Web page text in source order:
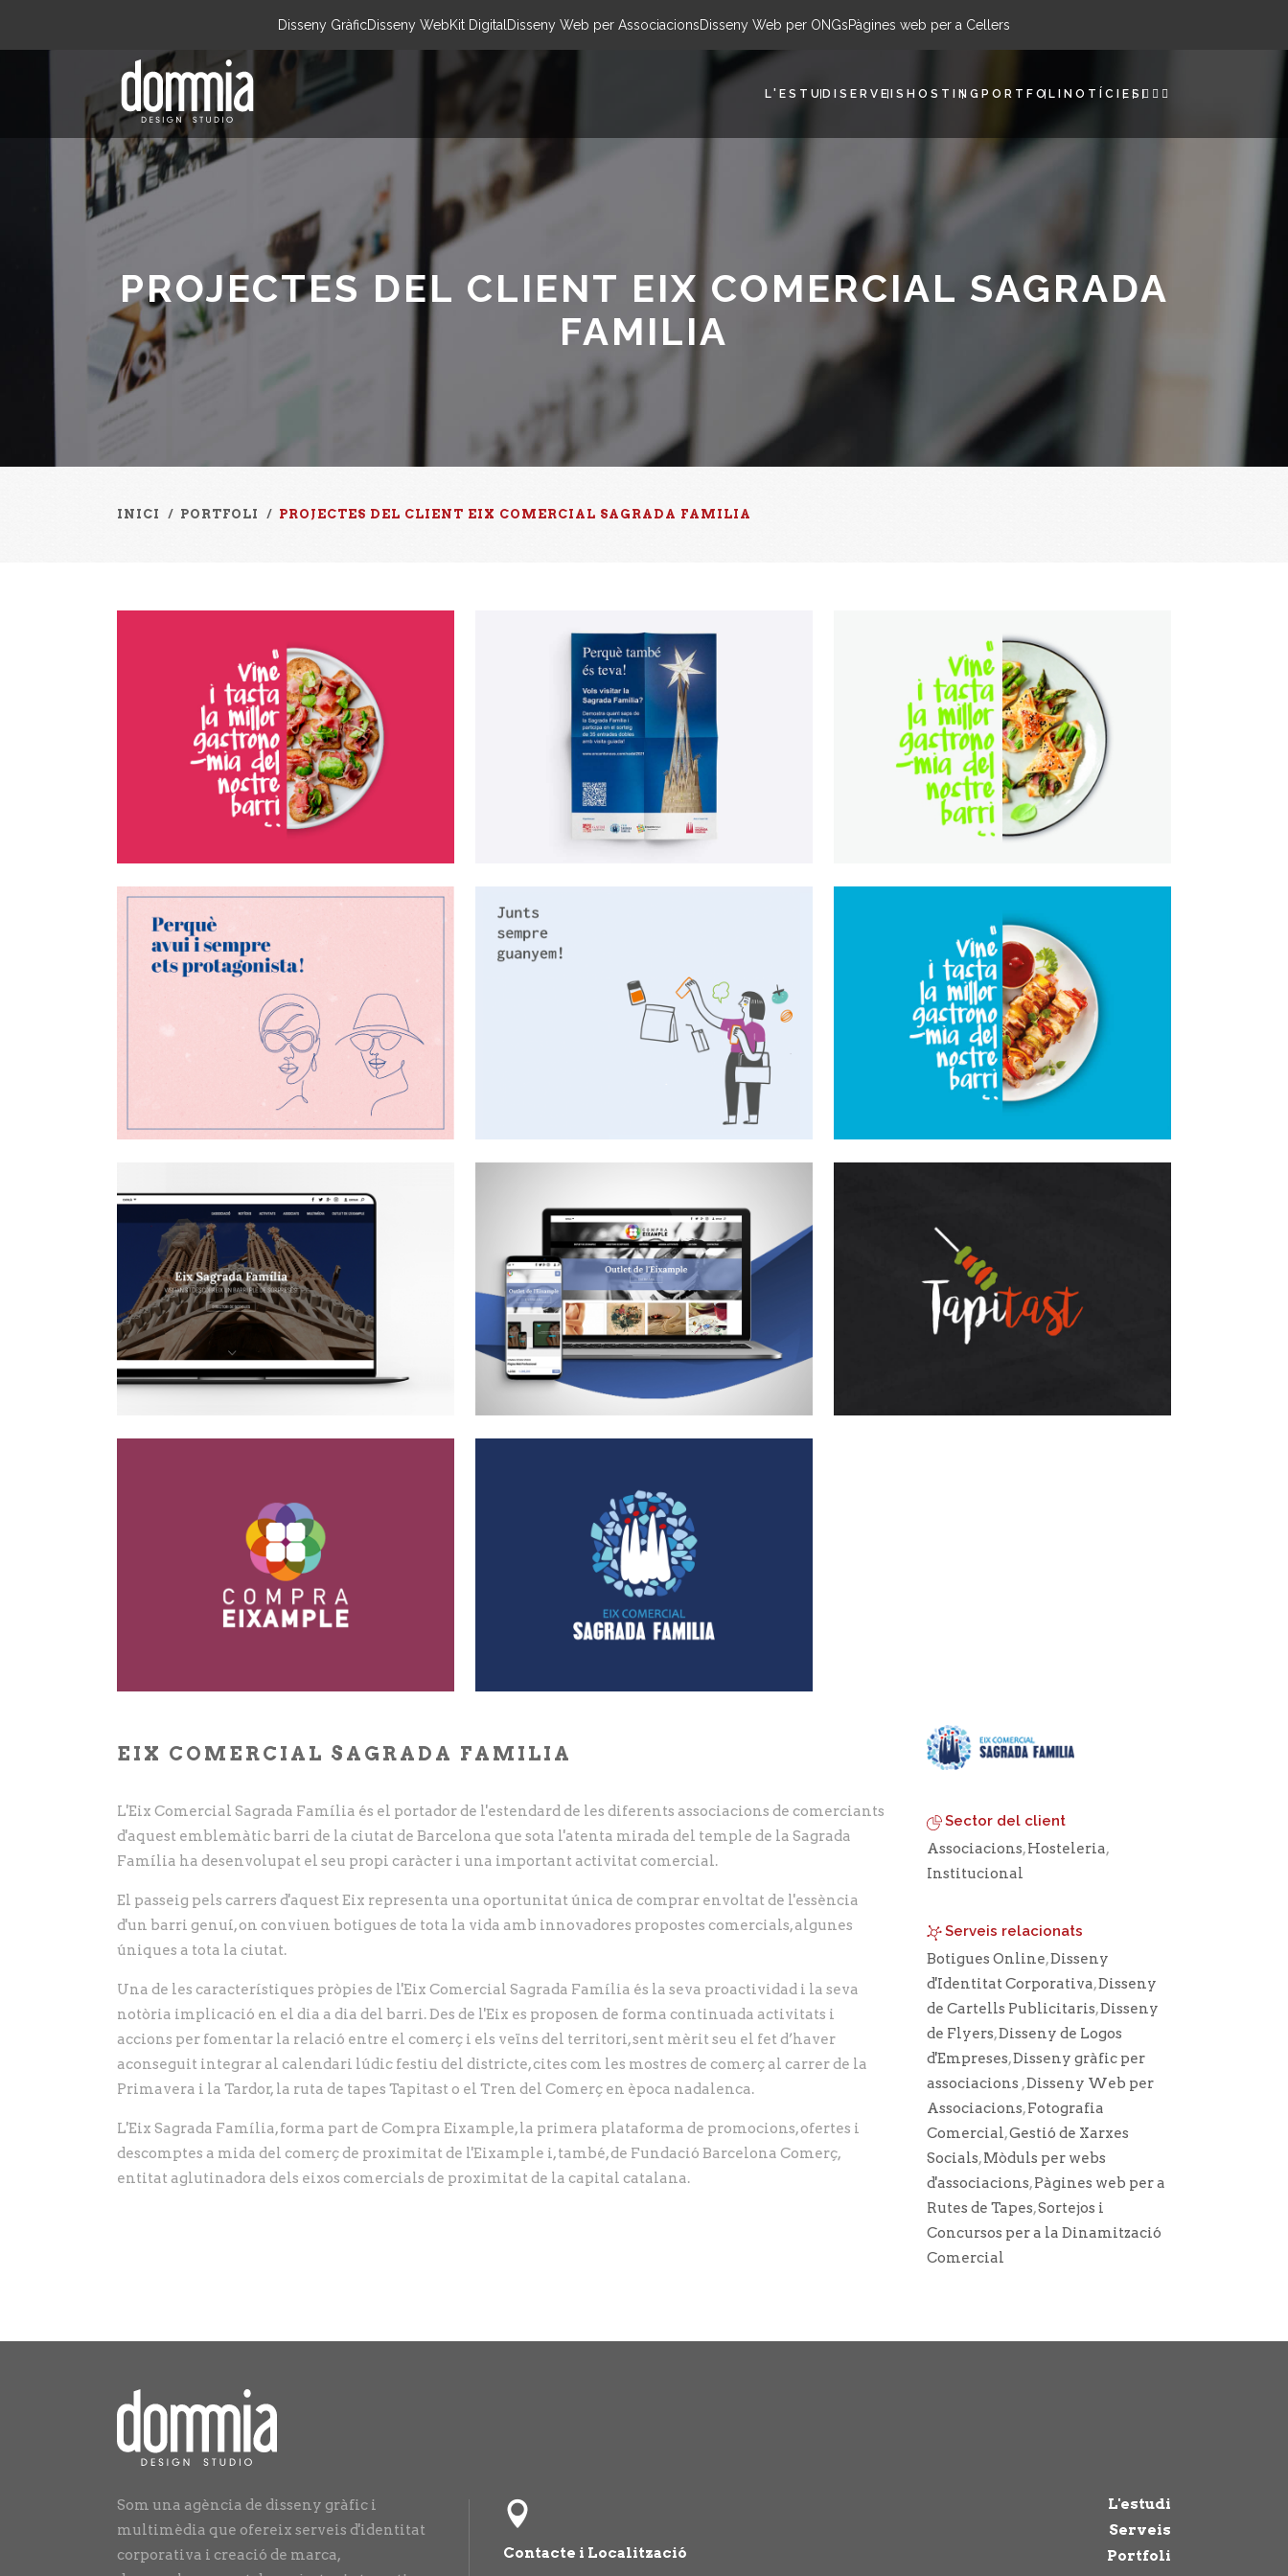
Disseny GràficDisseny WebKit Digital Disseny Web per AssociacionsDisseny Web per ONGsPàgines web per a Cellers
L'ESTUDI SERVEIS HOSTING PORTFOLI NOTÍCIES
PROJECTES DEL CLIENT EIX COMERCIAL SAGRADA
FAMILIA
INICI / PORTFOLI / PROJECTES DEL CLIENT EIX COMERCIAL SAGRADA FAMILIA
Tapitast 2022
Disseny Gràfic, Publicitat Exterior
Perquè també és teva!
Disseny Gràfic, Publicitat Exterior
Tapitast 2021
Disseny Gràfic
Dia de la Mare - Eix
Comercial Sagrada Família
Disseny Gràfic, Publicitat Exterior,
Xarxes Socials i Marketing
Campanya Junts sempre
guanyem!
Disseny Gràfic, Publicitat Exterior
Tapitast 2020
Disseny Gràfic
Eix Sagrada Família
Website
Disseny Web
L'Outlet de Compra
Eixample
Disseny Web, E-commerce
Ruta de Tapes Tapitast
Disseny Gràfic, Disseny Web, Identitat
Corporativa
Imatge Corporativa i Portal
Compra Eixample
Disseny Gràfic, Disseny Web, Xarxes
Socials i Marketing
Pàgina Web Eix Comercial
Sagrada Família
Disseny Gràfic, Disseny Web, Identitat
Corporativa
EIX COMERCIAL SAGRADA FAMILIA
L'Eix Comercial Sagrada Família és el portador de l'estendard de les diferents associacions de comerciants
d'aquest emblemàtic barri de la ciutat de Barcelona que sota l'atenta mirada del temple de la Sagrada
Família ha desenvolupat el seu propi caràcter i una important activitat comercial.
El passeig pels carrers d'aquest Eix representa una oportunitat única de comprar envoltat de l'essència
d'un barri genuí, on conviuen botigues de tota la vida amb innovadores propostes comercials, algunes
úniques a tota la ciutat.
Una de les característiques pròpies de l'Eix Comercial Sagrada Família és la seva proactividad i la seva
notòria implicació en el dia a dia del barri. Des de l'Eix es proposen de forma continuada activitats i
accions per fomentar la relació entre el comerç i els veïns del territori, sent mèrit seu el fet d’haver
aconseguit integrar al calendari lúdic festiu del districte, cites com les mostres de comerç al carrer de la
Primavera i la Tardor, la ruta de tapes Tapitast o el Tren del Comerç en època nadalenca.
L'Eix Sagrada Família, forma part de Compra Eixample, la primera plataforma de promocions, ofertes i
descomptes a mida del comerç de proximitat de l'Eixample i, també, de Fundació Barcelona Comerç,
entitat aglutinadora dels eixos comercials de proximitat de la capital catalana.
Sector del client
Associacions,Hosteleria,
Institucional
Serveis relacionats
Botigues Online,Disseny
d'Identitat Corporativa,Disseny
de Cartells Publicitaris,Disseny
de Flyers,Disseny de Logos
d'Empreses,Disseny gràfic per
associacions ,Disseny Web per
Associacions,Fotografia
Comercial,Gestió de Xarxes
Socials,Mòduls per webs
d'associacions,Pàgines web per a
Rutes de Tapes,Sortejos i
Concursos per a la Dinamització
Comercial
Som una agència de disseny gràfic i
multimèdia que ofereix serveis d'identitat
corporativa i creació de marca,
Contacte i Localització
L'estudi
Serveis
Portfoli